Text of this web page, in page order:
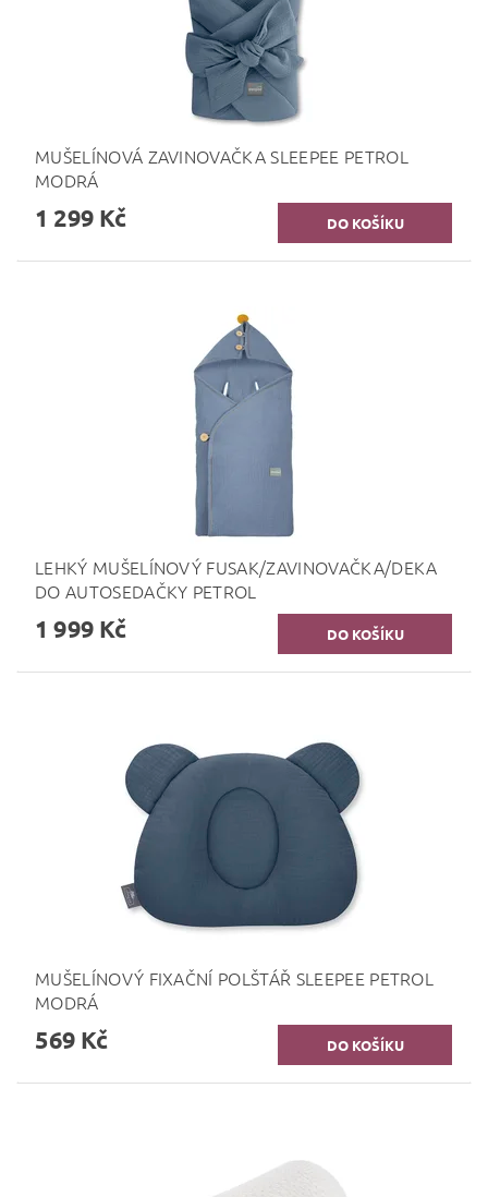
MUŠELÍNOVÁ ZAVINOVAČKA SLEEPEE PETROL
MODRÁ
1 299 Kč
LEHKÝ MUŠELÍNOVÝ FUSAK/ZAVINOVAČKA/DEKA
DO AUTOSEDAČKY PETROL
1 999 Kč
MUŠELÍNOVÝ FIXAČNÍ POLŠTÁŘ SLEEPEE PETROL
MODRÁ
569 Kč